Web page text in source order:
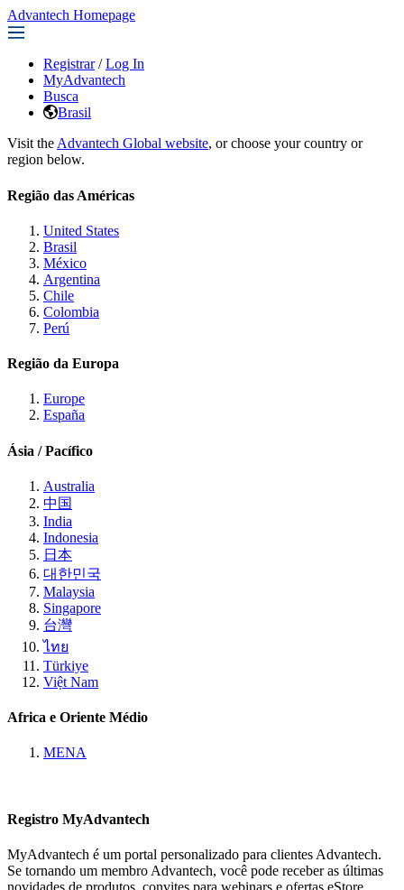
Advantech Homepage
Registrar / Log In
MyAdvantech
Busca
Brasil
Visit the Advantech Global website, or choose your country or
region below.
Região das Américas
United States
Brasil
México
Argentina
Chile
Colombia
Perú
Região da Europa
Europe
España
Ásia / Pacífico
Australia
中国
India
Indonesia
日本
대한민국
Malaysia
Singapore
台灣
ไทย
Türkiye
Việt Nam
Africa e Oriente Médio
MENA
Registro MyAdvantech
MyAdvantech é um portal personalizado para clientes Advantech.
Se tornando um membro Advantech, você pode receber as últimas
novidades de produtos, convites para webinars e ofertas eStore